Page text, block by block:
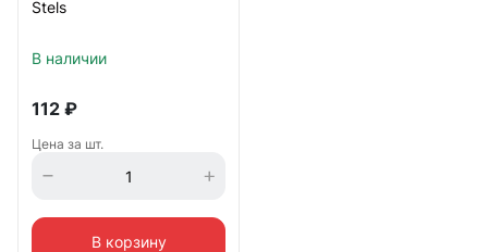
Stels
В наличии
112 ₽
Цена за шт.
В корзину